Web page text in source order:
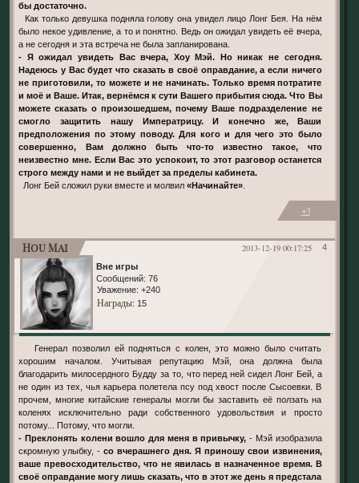
бы достаточно.
Как только девушка подняла голову она увидел лицо Лонг Бея. На нём
было некое удивление, а то и понятно. Ведь он ожидал увидеть её вчера,
а не сегодня и эта встреча не была запланирована.
- Я ожидал увидеть Вас вчера, Хоу Мэй. Но никак не сегодня.
Надеюсь у Вас будет что сказать в своё оправдание, а если ничего
не приготовили, то можете и не начинать. Только время потратите
и моё и Ваше. Итак, вернёмся к сути Вашего прибытия сюда. Что Вы
можете сказать о произошедшем, почему Ваше подразделение не
смогло защитить нашу Императрицу. И конечно же, Ваши
предположения по этому поводу. Для кого и для чего это было
совершенно, Вам должно быть что-то известно такое, что
неизвестно мне. Если Вас это успокоит, то этот разговор останется
строго между нами и не выйдет за пределы кабинета.
Лонг Бей сложил руки вместе и молвил«Начинайте»
+3
4
2013-12-19 00:17:25
Hou Mai
Вне игры
Сообщений: 76
Уважение: +240
Награды: 15
Генерал позволил ей подняться с колен, это можно было считать
хорошим началом. Учитывая репутацию Мэй, она должна была
благодарить милосердного Будду за то, что перед ней сидел Лонг Бей, а
не один из тех, чья карьера полетела псу под хвост после Сысоевки. В
прочем, многие китайские генералы могли бы заставить её ползать на
коленях исключительно ради собственного удовольствия и просто
потому... Потому, что могли.
- Преклонять колени вошло для меня в привычку, - Мэй изобразила
скромную улыбку, -со вчерашнего дня. Я приношу свои извинения,
ваше превосходительство, что не явилась в назначенное время. В
своё оправдание могу лишь сказать, что в этот же день я предстала